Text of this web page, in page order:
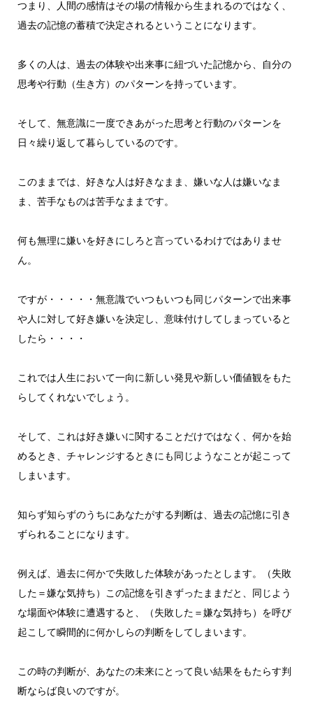
つまり、人間の感情はその場の情報から生まれるのではなく、
過去の記憶の蓄積で決定されるということになります。
多くの人は、過去の体験や出来事に紐づいた記憶から、自分の
思考や行動（生き方）のパターンを持っています。
そして、無意識に一度できあがった思考と行動のパターンを
日々繰り返して暮らしているのです。
このままでは、好きな人は好きなまま、嫌いな人は嫌いなま
ま、苦手なものは苦手なままです。
何も無理に嫌いを好きにしろと言っているわけではありませ
ん。
ですが・・・・・無意識でいつもいつも同じパターンで出来事
や人に対して好き嫌いを決定し、意味付けしてしまっていると
したら・・・・
これでは人生において一向に新しい発見や新しい価値観をもた
らしてくれないでしょう。
そして、これは好き嫌いに関することだけではなく、何かを始
めるとき、チャレンジするときにも同じようなことが起こって
しまいます。
知らず知らずのうちにあなたがする判断は、過去の記憶に引き
ずられることになります。
例えば、過去に何かで失敗した体験があったとします。（失敗
した＝嫌な気持ち）この記憶を引きずったままだと、同じよう
な場面や体験に遭遇すると、（失敗した＝嫌な気持ち）を呼び
起こして瞬間的に何かしらの判断をしてしまいます。
この時の判断が、あなたの未来にとって良い結果をもたらす判
断ならば良いのですが。